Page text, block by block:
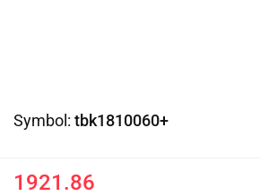
Symbol: tbk1810060+
1921.86